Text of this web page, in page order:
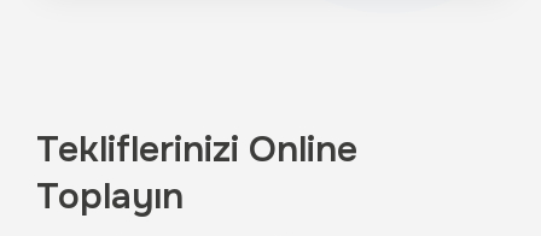
Tekliflerinizi Online
Toplayın